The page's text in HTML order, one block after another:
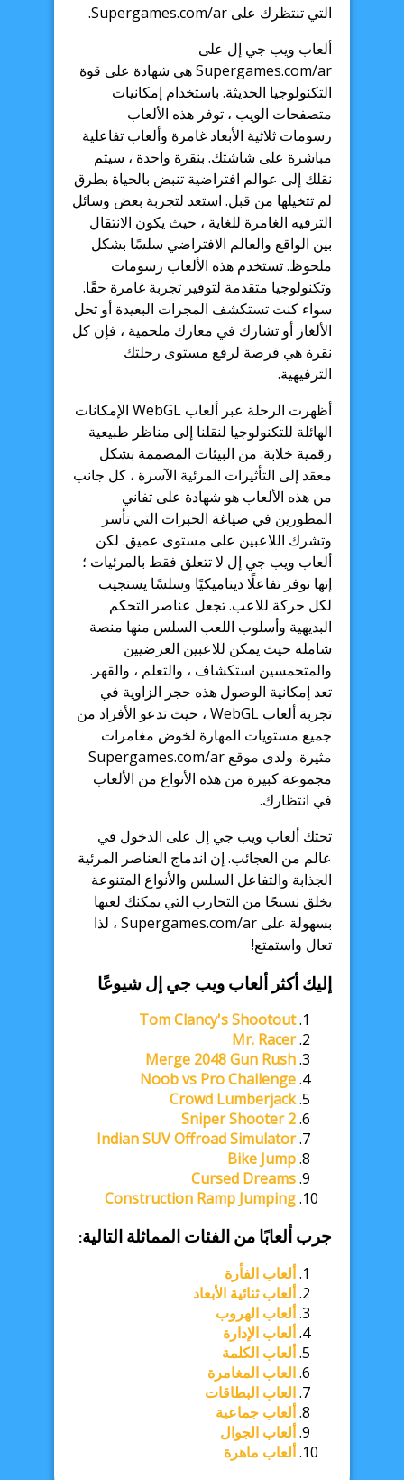
التي تنتظرك على Supergames.com/ar.
ألعاب ويب جي إل على
Supergames.com/ar هي شهادة على قوة
التكنولوجيا الحديثة. باستخدام إمكانيات
متصفحات الويب ، توفر هذه الألعاب
رسومات ثلاثية الأبعاد غامرة وألعاب تفاعلية
مباشرة على شاشتك. بنقرة واحدة ، سيتم
نقلك إلى عوالم افتراضية تنبض بالحياة بطرق
لم تتخيلها من قبل. استعد لتجربة بعض وسائل
الترفيه الغامرة للغاية ، حيث يكون الانتقال
بين الواقع والعالم الافتراضي سلسًا بشكل
ملحوظ. تستخدم هذه الألعاب رسومات
وتكنولوجيا متقدمة لتوفير تجربة غامرة حقًا.
سواء كنت تستكشف المجرات البعيدة أو تحل
الألغاز أو تشارك في معارك ملحمية ، فإن كل
نقرة هي فرصة لرفع مستوى رحلتك
الترفيهية.
أظهرت الرحلة عبر ألعاب WebGL الإمكانات
الهائلة للتكنولوجيا لنقلنا إلى مناظر طبيعية
رقمية خلابة. من البيئات المصممة بشكل
معقد إلى التأثيرات المرئية الآسرة ، كل جانب
من هذه الألعاب هو شهادة على تفاني
المطورين في صياغة الخبرات التي تأسر
وتشرك اللاعبين على مستوى عميق. لكن
ألعاب ويب جي إل لا تتعلق فقط بالمرئيات ؛
إنها توفر تفاعلًا ديناميكيًا وسلسًا يستجيب
لكل حركة للاعب. تجعل عناصر التحكم
البديهية وأسلوب اللعب السلس منها منصة
شاملة حيث يمكن للاعبين العرضيين
والمتحمسين استكشاف ، والتعلم ، والقهر.
تعد إمكانية الوصول هذه حجر الزاوية في
تجربة ألعاب WebGL ، حيث تدعو الأفراد من
جميع مستويات المهارة لخوض مغامرات
مثيرة. ولدى موقع Supergames.com/ar
مجموعة كبيرة من هذه الأنواع من الألعاب
في انتظارك.
تحثك ألعاب ويب جي إل على الدخول في
عالم من العجائب. إن اندماج العناصر المرئية
الجذابة والتفاعل السلس والأنواع المتنوعة
يخلق نسيجًا من التجارب التي يمكنك لعبها
بسهولة على Supergames.com/ar ، لذا
تعال واستمتع!
إليك أكثر ألعاب ويب جي إل شيوعًا
Tom Clancy's Shootout
Mr. Racer
Merge 2048 Gun Rush
Noob vs Pro Challenge
Crowd Lumberjack
Sniper Shooter 2
Indian SUV Offroad Simulator
Bike Jump
Cursed Dreams
Construction Ramp Jumping
جرب ألعابًا من الفئات المماثلة التالية:
ألعاب الفأرة
ألعاب ثنائية الأبعاد
ألعاب الهروب
ألعاب الإدارة
ألعاب الكلمة
العاب المغامرة
العاب البطاقات
ألعاب جماعية
ألعاب الجوال
ألعاب ماهرة